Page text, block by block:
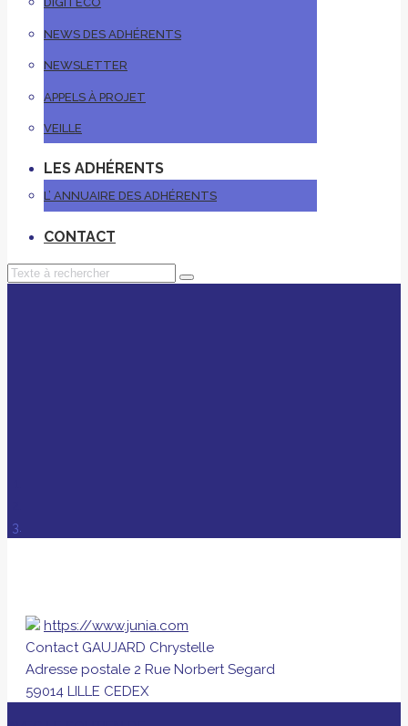
NEWS DES ADHÉRENTS
NEWSLETTER
APPELS À PROJET
VEILLE
LES ADHÉRENTS
L’ ANNUAIRE DES ADHÉRENTS
CONTACT
https://www.junia.com
ContactGAUJARD Chrystelle
Adresse postale 2 Rue Norbert Segard
59014 LILLE CEDEX